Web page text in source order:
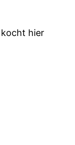
hier